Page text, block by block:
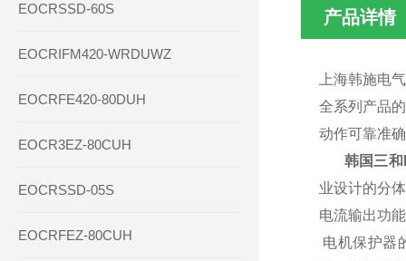
EOCRSSD-60S
EOCRIFM420-WRDUWZ
EOCRFE420-80DUH
EOCR3EZ-80CUH
EOCRSSD-05S
EOCRFEZ-80CUH
产品详情
上海韩施电
全系列产品
动作可靠准
韩国三
业设计的分
电流输出功
电机保护器